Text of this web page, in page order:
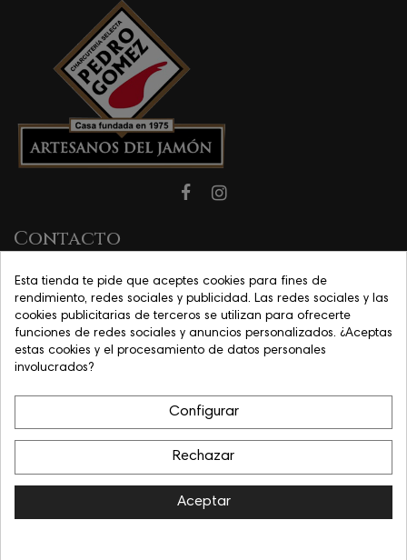
Contacto
Contáctenos 
Información
Legal 
Esta tienda te pide que aceptes cookies para fines de
rendimiento, redes sociales y publicidad. Las redes sociales y las
cookies publicitarias de terceros se utilizan para ofrecerte
funciones de redes sociales y anuncios personalizados. ¿Aceptas
estas cookies y el procesamiento de datos personales
involucrados?
Configurar
Rechazar
Aceptar